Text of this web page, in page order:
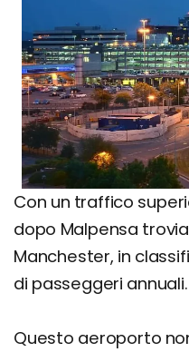
Con un traffico
dopo Malpensa
Manchester, in
di passeggeri annuali.
Questo aeroporto